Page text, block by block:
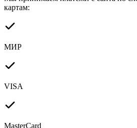
картам:
МИР
VISA
MasterCard